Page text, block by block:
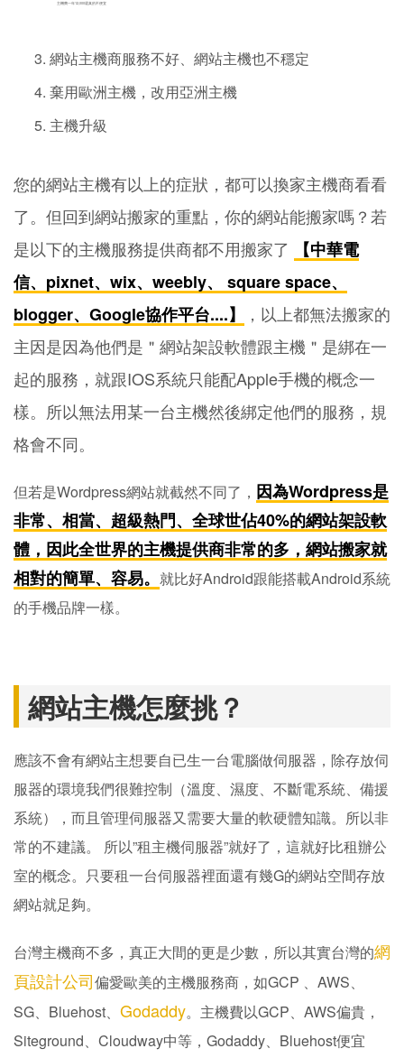
主機費一年12,000還真的不便宜
網站主機商服務不好、網站主機也不穩定
棄用歐洲主機，改用亞洲主機
主機升級
您的網站主機有以上的症狀，都可以換家主機商看看
了。但回到網站搬家的重點，你的網站能搬家嗎？若
是以下的主機服務提供商都不用搬家了
【中華電
信、pixnet、wix、weebly、 square space、
blogger、Google協作平台....】
，以上都無法搬家的
主因是因為他們是＂網站架設軟體跟主機＂是綁在一
起的服務，就跟IOS系統只能配Apple手機的概念一
樣。所以無法用某一台主機然後綁定他們的服務，規
格會不同。
但若是Wordpress網站就截然不同了， 因為Wordpress是
非常、相當、超級熱門、全球世佔40%的網站架設軟
體，因此全世界的主機提供商非常的多，網站搬家就
相對的簡單、容易。 就比好Android跟能搭載Android系統
的手機品牌一樣。
網站主機怎麼挑？
應該不會有網站主想要自已生一台電腦做伺服器，除存放伺
服器的環境我們很難控制（溫度、濕度、不斷電系統、備援
系統），而且管理伺服器又需要大量的軟硬體知識。所以非
常的不建議。 所以”租主機伺服器”就好了，這就好比租辦公
室的概念。只要租一台伺服器裡面還有幾G的網站空間存放
網站就足夠。
台灣主機商不多，真正大間的更是少數，所以其實台灣的網
頁設計公司偏愛歐美的主機服務商，如GCP 、AWS、
SG、Bluehost、 Godaddy。主機費以GCP、AWS偏貴，
Siteground、Cloudway中等，Godaddy、Bluehost便宜